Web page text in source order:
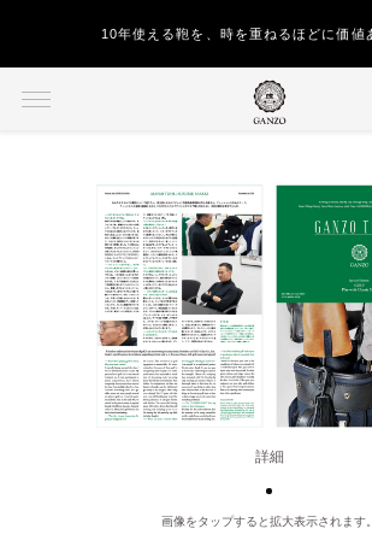
10年使える鞄を、時を重ねるほどに価値
詳細
画像をタップすると拡大表示されます。